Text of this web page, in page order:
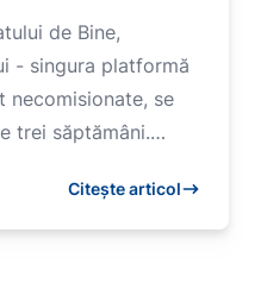
de Bine,
- singura platformă
necomisionate, se
trei săptămâni.
Citește articol